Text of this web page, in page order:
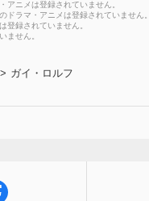
アニメは登録されていません。
ドラマ・アニメは登録されていません。
登録されていません。
ません。
ガイ・ロルフ